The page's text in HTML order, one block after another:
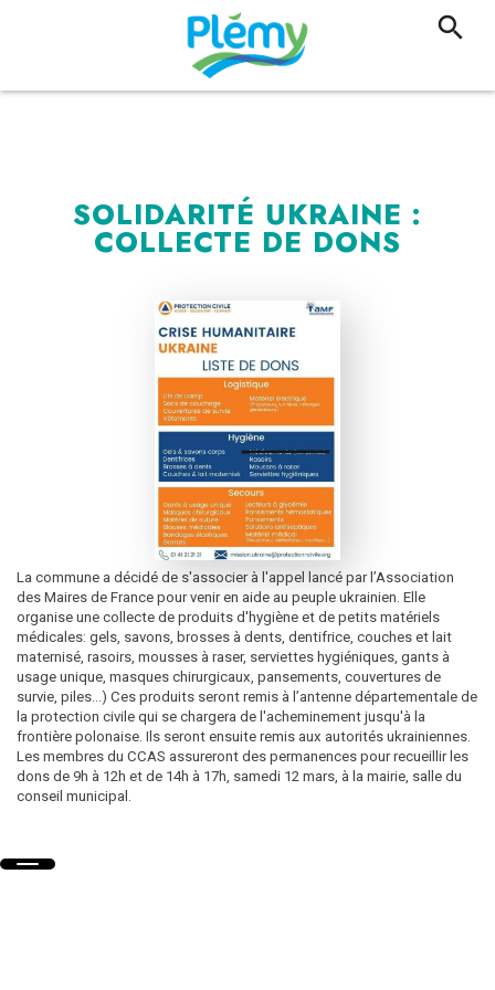
SOLIDARITÉ UKRAINE :
COLLECTE DE DONS
La commune a décidé de s'associer à l'appel lancé par l’Association
des Maires de France pour venir en aide au peuple ukrainien. Elle
organise une collecte de produits d'hygiène et de petits matériels
médicales: gels, savons, brosses à dents, dentifrice, couches et lait
maternisé, rasoirs, mousses à raser, serviettes hygiéniques, gants à
usage unique, masques chirurgicaux, pansements, couvertures de
survie, piles…) Ces produits seront remis à l’antenne départementale de
la protection civile qui se chargera de l'acheminement jusqu'à la
frontière polonaise. Ils seront ensuite remis aux autorités ukrainiennes.
Les membres du CCAS assureront des permanences pour recueillir les
dons de 9h à 12h et de 14h à 17h, samedi 12 mars, à la mairie, salle du
conseil municipal.